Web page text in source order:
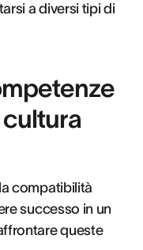
a diversi tipi di
cultura
compatibilità
successo in un
queste